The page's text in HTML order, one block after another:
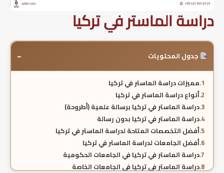
دراسة الماستر في تركيا
جدول المحتويات −
مميزات دراسة الماستر في تركيا
أنواع دراسة الماستر في تركيا
دراسة الماستر في تركيا برسالة علمية (أطروحة)
دراسة الماستر في تركيا بدون رسالة
أفضل التخصصات المتاحة لدراسة الماستر في تركيا
أفضل الجامعات لدراسة الماستر في تركيا
دراسة الماستر في تركيا في الجامعات الحكومية
دراسة الماستر في تركيا في الجامعات الخاصة